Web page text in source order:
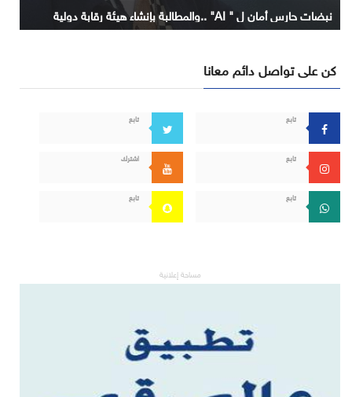
نبضات حارس أمان ل " AI" ..والمطالبة بإنشاء هيئة رقابة دولية
كن على تواصل دائم معانا
تابع تابع
تابع اشترك
تابع تابع
مساحة إعلانية